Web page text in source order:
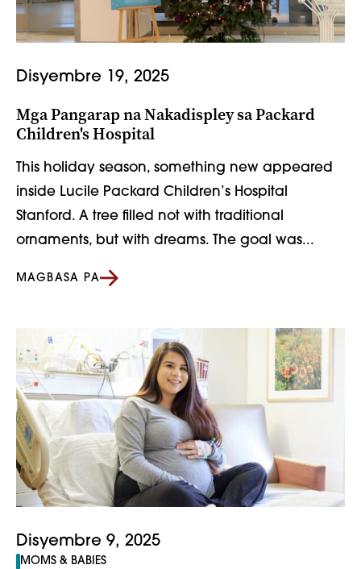
Disyembre 19, 2025
Mga Pangarap na Nakadispley sa Packard
Children's Hospital
This holiday season, something new appeared
inside Lucile Packard Children’s Hospital
Stanford. A tree filled not with traditional
ornaments, but with dreams. The goal was...
MAGBASA PA
Disyembre 9, 2025
MOMS & BABIES